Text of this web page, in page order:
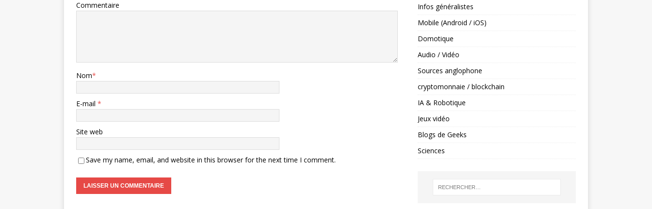
Commentaire
Nom*
E-mail *
Site web
Save my name, email, and website in this browser for the next time I comment.
Infos généralistes
Mobile (Android / iOS)
Domotique
Audio / Vidéo
Sources anglophone
cryptomonnaie / blockchain
IA & Robotique
Jeux vidéo
Blogs de Geeks
Sciences